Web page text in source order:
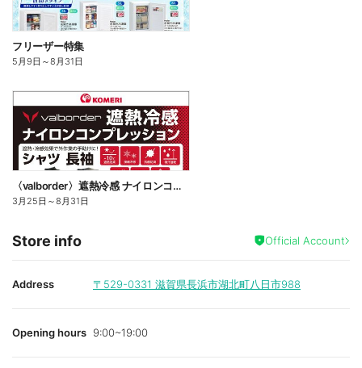
フリーザー特集
5月9日 ～8月31日
〈valborder〉遮熱冷感 ナイロンコンプレッション
3月25日 ～8月31日
Store info Official Account
Address 〒529-0331 滋賀県長浜市湖北町八日市988
Opening hours 9:00~19:00